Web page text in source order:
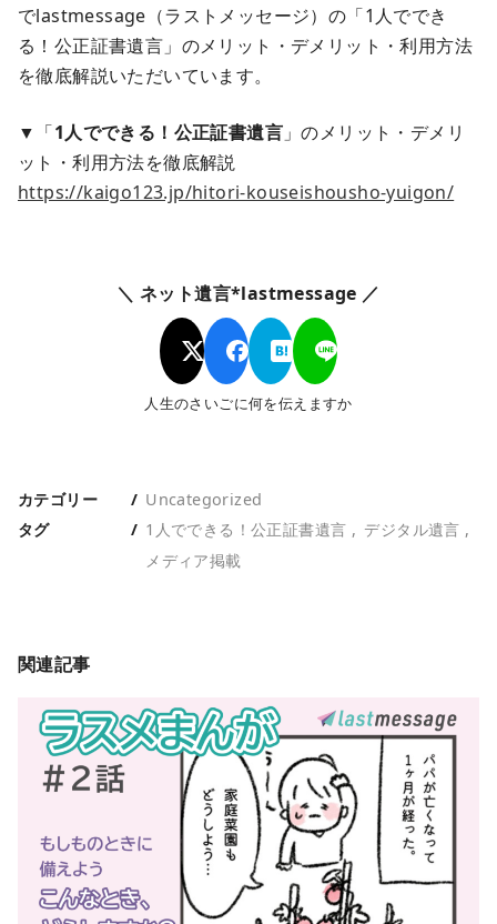
でlastmessage（ラストメッセージ）の「1人ででき
る！公正証書遺言」のメリット・デメリット・利用方法
を徹底解説いただいています。
▼「1人でできる！公正証書遺言 」のメリット・デメリ
ット・利用方法を徹底解説
https://kaigo123.jp/hitori-kouseishousho-yuigon/
＼ ネット遺言*lastmessage ／
人生のさいごに何を伝えますか
カテゴリー
Uncategorized
タグ
1人でできる！公正証書遺言
デジタル遺言
メディア掲載
関連記事